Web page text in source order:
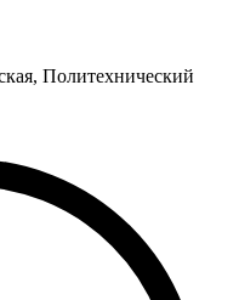
Политехнический